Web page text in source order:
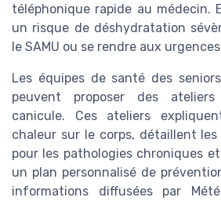
téléphonique rapide au médecin.
un risque de déshydratation
le SAMU ou se rendre aux
Les équipes de santé des
peuvent proposer des
canicule. Ces ateliers
chaleur sur le corps, détaillent
pour les pathologies chroniques
un plan personnalisé de
informations diffusées par